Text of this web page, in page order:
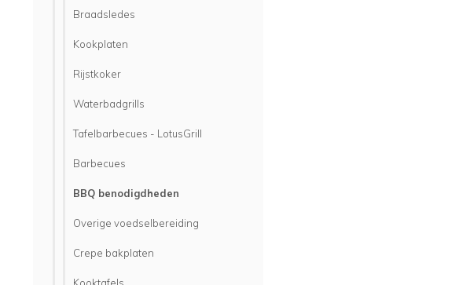
Braadsledes
Kookplaten
Rijstkoker
Waterbadgrills
Tafelbarbecues - LotusGrill
Barbecues
BBQ benodigdheden
Overige voedselbereiding
Crepe bakplaten